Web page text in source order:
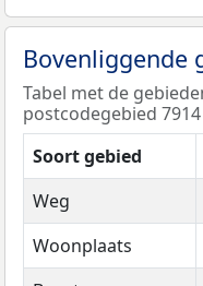
Bovenliggende
Tabel met de
postcodegebied
Soort gebied
Weg
Woonplaats